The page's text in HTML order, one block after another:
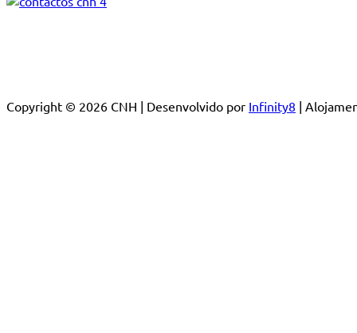
Copyright © 2026 CNH | Desenvolvido por Infinity8 |